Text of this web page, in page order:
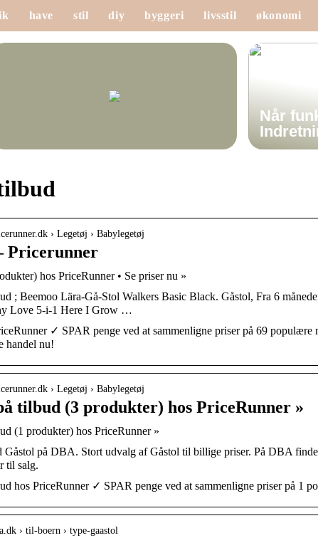
have stil diy byggeri livsstil økonomi
Når
› Legetøj › Babylegetøj
Pricerunner
hos PriceRunner • Se priser nu »
; Beemoo Lära-Gå-Stol Walkers Basic Black. Gåstol, Fra 6
Love 5-i-1 Here I Grow …
✓ SPAR penge ved at sammenligne priser på 69
handel nu!
› Legetøj › Babylegetøj
tilbud (3 produkter) hos PriceRunner »
(1 produkter) hos PriceRunner »
Gåstol på DBA. Stort udvalg af Gåstol til billige priser. På DBA
til salg.
hos PriceRunner ✓ SPAR penge ved at sammenligne priser på 1
› til-boern › type-gaastol